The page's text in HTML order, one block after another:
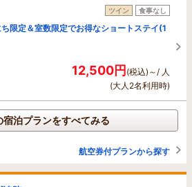
ツイン 食事なし
ち限定＆室数限定でお得なショートステイ(1
12,500円(税込)～/ 人
(大人2名利用時)
宿泊プランをすべてみる
航空券付プランから探す